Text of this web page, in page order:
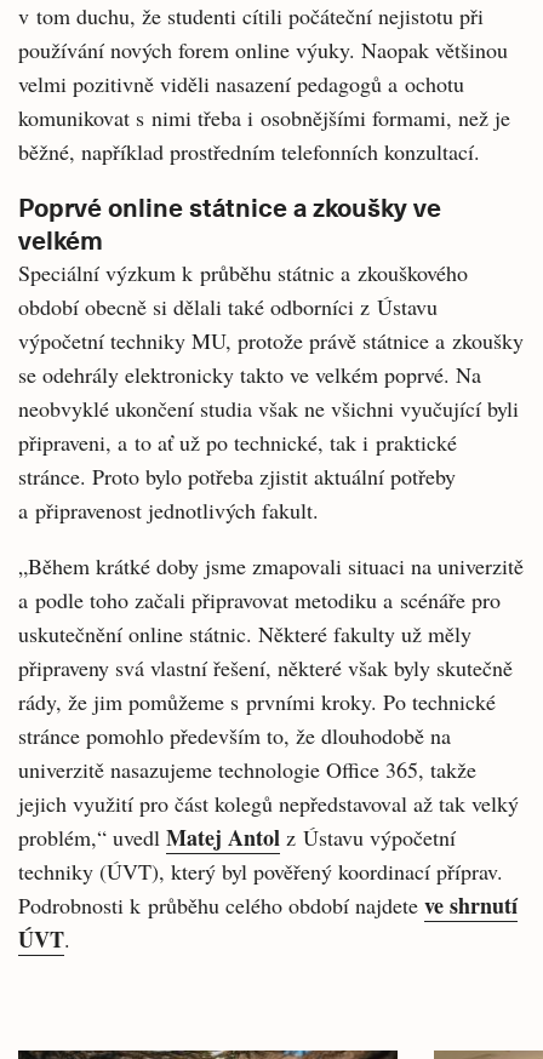
v tom duchu, že studenti cítili počáteční nejistotu při
používání nových forem online výuky. Naopak většinou
velmi pozitivně viděli nasazení pedagogů a ochotu
komunikovat s nimi třeba i osobnějšími formami, než je
běžné, například prostředním telefonních konzultací.
Poprvé online státnice a zkoušky ve
velkém
Speciální výzkum k průběhu státnic a zkouškového
období obecně si dělali také odborníci z Ústavu
výpočetní techniky MU, protože právě státnice a zkoušky
se odehrály elektronicky takto ve velkém poprvé. Na
neobvyklé ukončení studia však ne všichni vyučující byli
připraveni, a to ať už po technické, tak i praktické
stránce. Proto bylo potřeba zjistit aktuální potřeby
a připravenost jednotlivých fakult.
„Během krátké doby jsme zmapovali situaci na univerzitě
a podle toho začali připravovat metodiku a scénáře pro
uskutečnění online státnic. Některé fakulty už měly
připraveny svá vlastní řešení, některé však byly skutečně
rády, že jim pomůžeme s prvními kroky. Po technické
stránce pomohlo především to, že dlouhodobě na
univerzitě nasazujeme technologie Office 365, takže
jejich využití pro část kolegů nepředstavoval až tak velký
problém,“ uvedl Matej Antol z Ústavu výpočetní
techniky (ÚVT), který byl pověřený koordinací příprav.
Podrobnosti k průběhu celého období najdete ve shrnutí
ÚVT.